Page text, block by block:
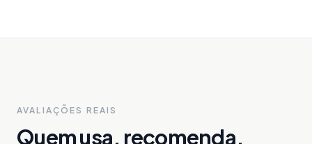
AVALIAÇÕES REAIS
Quem usa, recomenda.